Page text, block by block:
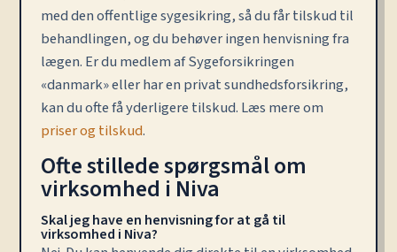
med den offentlige sygesikring, så du får tilskud til
behandlingen, og du behøver ingen henvisning fra
lægen. Er du medlem af Sygeforsikringen
«danmark» eller har en privat sundhedsforsikring,
kan du ofte få yderligere tilskud. Læs mere om
priser og tilskud.
Ofte stillede spørgsmål om
virksomhed i Niva
Skal jeg have en henvisning for at gå til
virksomhed i Niva?